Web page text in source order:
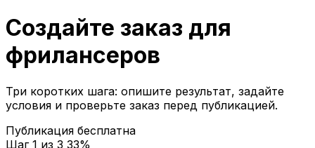
Создайте заказ для
фрилансеров
Три коротких шага: опишите результат, задайте
условия и проверьте заказ перед публикацией.
Публикация бесплатна
Шаг 1 из 3 33%